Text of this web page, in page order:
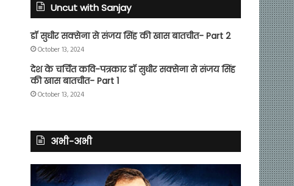
Uncut with Sanjay
डॉ सुधीर सक्सेना से संजय सिंह की खास बातचीत- Part 2
October 13, 2024
देश के चर्चित कवि-पत्रकार डॉ सुधीर सक्सेना से संजय सिंह
की खास बातचीत- Part 1
October 13, 2024
अभी-अभी